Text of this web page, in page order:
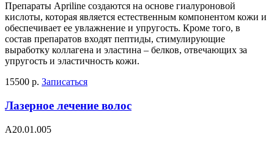
Препараты Apriline создаются на основе гиалуроновой
кислоты, которая является естественным компонентом кожи и
обеспечивает ее увлажнение и упругость. Кроме того, в
состав препаратов входят пептиды, стимулирующие
выработку коллагена и эластина – белков, отвечающих за
упругость и эластичность кожи.
15500 р. Записаться
Лазерное лечение волос
А20.01.005